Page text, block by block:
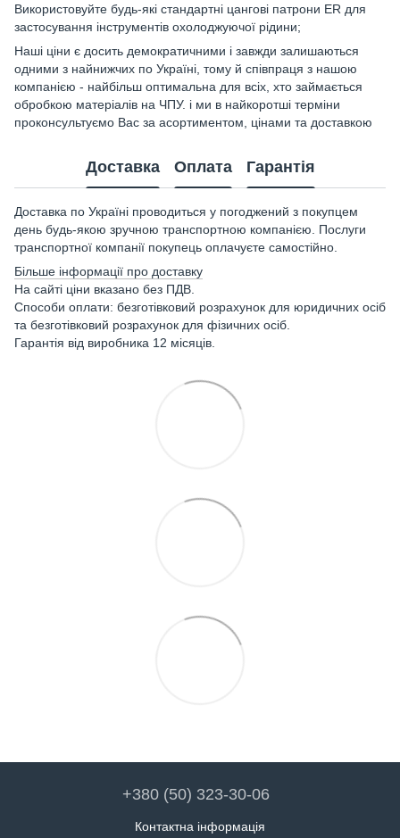
Використовуйте будь-які стандартні цангові патрони ER для
застосування інструментів охолоджуючої рідини;
Наші ціни є досить демократичними і завжди залишаються
одними з найнижчих по Україні, тому й співпраця з нашою
компанією - найбільш оптимальна для всіх, хто займається
обробкою матеріалів на ЧПУ. і ми в найкоротші терміни
проконсультуємо Вас за асортиментом, цінами та доставкою
Доставка Оплата Гарантія
Доставка по Україні проводиться у погоджений з покупцем
день будь-якою зручною транспортною компанією. Послуги
транспортної компанії покупець оплачуєте самостійно.
Більше інформації про доставку
На сайті ціни вказано без ПДВ.
Способи оплати: безготівковий розрахунок для юридичних осіб
та безготівковий розрахунок для фізичних осіб.
Гарантія від виробника 12 місяців.
+380 (50) 323-30-06
Контактна інформація